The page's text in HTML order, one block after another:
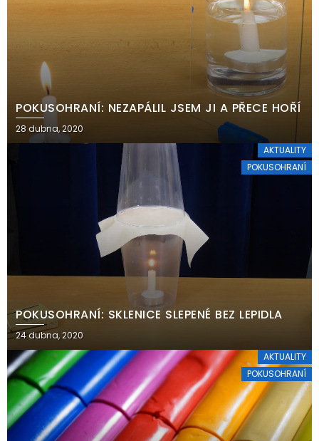
POKUSOHRANÍ: NEZAPÁLIL JSEM JI A PŘECE HOŘÍ
28 dubna, 2020
AKTUALITY
POKUSOHRANÍ
POKUSOHRANÍ: SKLENICE SLEPENÉ BEZ LEPIDLA
24 dubna, 2020
AKTUALITY
POKUSOHRANÍ